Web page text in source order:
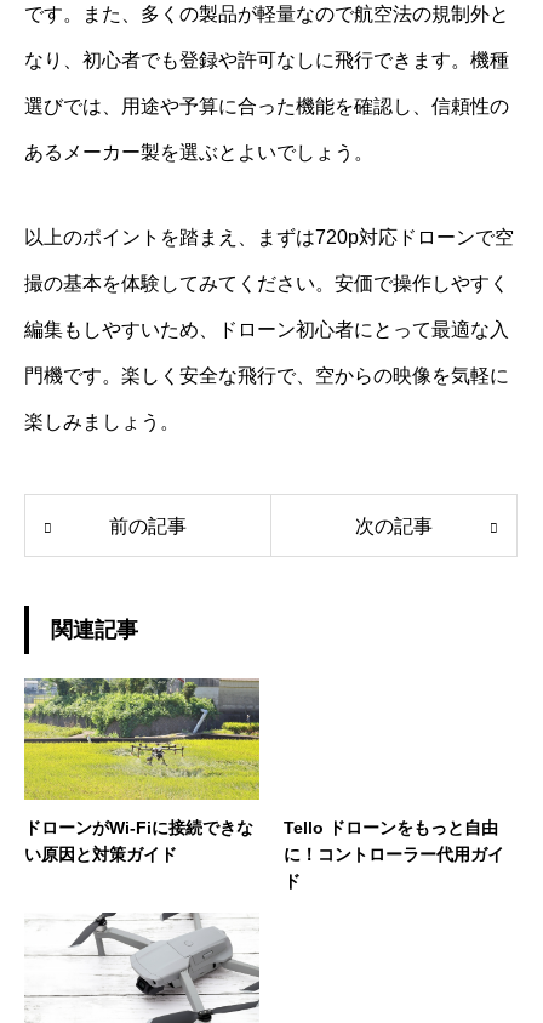
です。また、多くの製品が軽量なので航空法の規制外と
なり、初心者でも登録や許可なしに飛行できます。機種
選びでは、用途や予算に合った機能を確認し、信頼性の
あるメーカー製を選ぶとよいでしょう。
以上のポイントを踏まえ、まずは720p対応ドローンで空
撮の基本を体験してみてください。安価で操作しやすく
編集もしやすいため、ドローン初心者にとって最適な入
門機です。楽しく安全な飛行で、空からの映像を気軽に
楽しみましょう。
前の記事 次の記事
関連記事
ドローンがWi-Fiに接続できな
い原因と対策ガイド
Tello ドローンをもっと自由
に！コントローラー代用ガイ
ド